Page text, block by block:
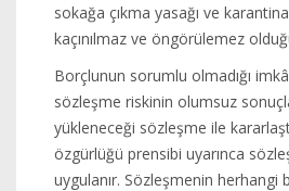
sokağa çıkma yasağı ve
kaçınılmaz ve öngörülemez
Borçlunun sorumlu olmadığı
sözleşme riskinin olumsuz
yükleneceği sözleşme ile
özgürlüğü prensibi uyarınca
uygulanır. Sözleşmenin herhangi